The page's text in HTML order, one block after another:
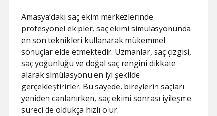
Amasya’daki saç ekim merkezlerinde
profesyonel ekipler, saç ekimi simülasyonunda
en son teknikleri kullanarak mükemmel
sonuçlar elde etmektedir. Uzmanlar, saç çizgisi,
saç yoğunluğu ve doğal saç rengini dikkate
alarak simülasyonu en iyi şekilde
gerçekleştirirler. Bu sayede, bireylerin saçları
yeniden canlanırken, saç ekimi sonrası iyileşme
süreci de oldukça hızlı olur.